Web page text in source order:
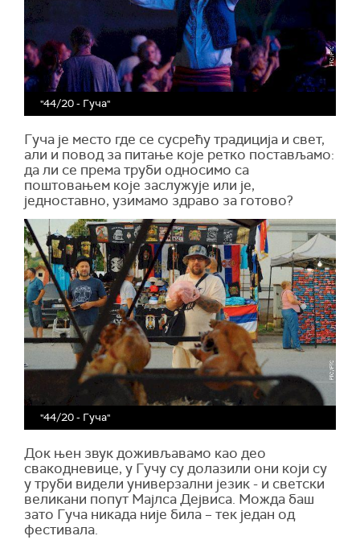
"44/20 - Гуча"
Гуча је место где се сусрећу традиција и свет,
али и повод за питање које ретко постављамо:
да ли се према труби односимо са
поштовањем које заслужује или je,
једноставно, узимамо здраво за готово?
"44/20 - Гуча"
Док њен звук доживљавамо као део
свакодневице, у Гучу су долазили они који су
у труби видели универзални језик - и светски
великани попут Мајлса Дејвиса. Можда баш
зато Гуча никада није била – тек један од
фестивала.